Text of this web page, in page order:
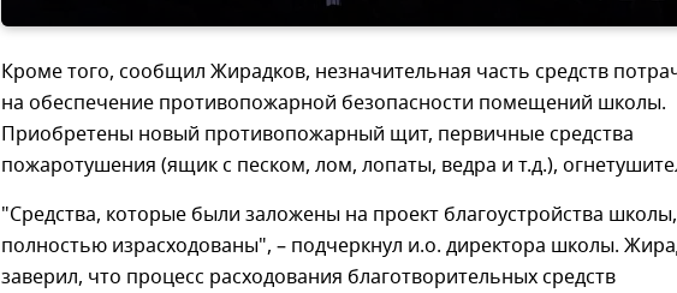
Кроме того, сообщил Жирадков, незначительная часть средств
на обеспечение противопожарной безопасности помещений школы.
Приобретены новый противопожарный щит, первичные средства
пожаротушения (ящик с песком, лом, лопаты, ведра и т.д.),
"Средства, которые были заложены на проект благоустройства школы,
полностью израсходованы", – подчеркнул и.о. директора школы.
заверил, что процесс расходования благотворительных средств